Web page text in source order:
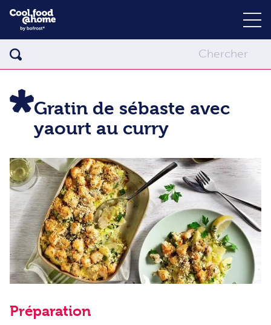
Gratin de sébaste avec
yaourt au curry
Préparation